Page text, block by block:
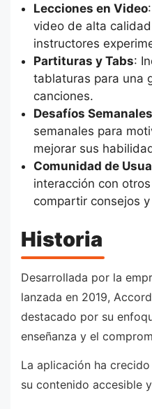
Lecciones en Video
video de alta
instructores
Partituras y Tabs:
tablaturas para una
canciones.
Desafíos Semanales
semanales para
mejorar sus
Comunidad de
interacción con
compartir consejos
Historia
Desarrollada por la
lanzada en 2019,
destacado por su
enseñanza y el
La aplicación ha
su contenido accesible